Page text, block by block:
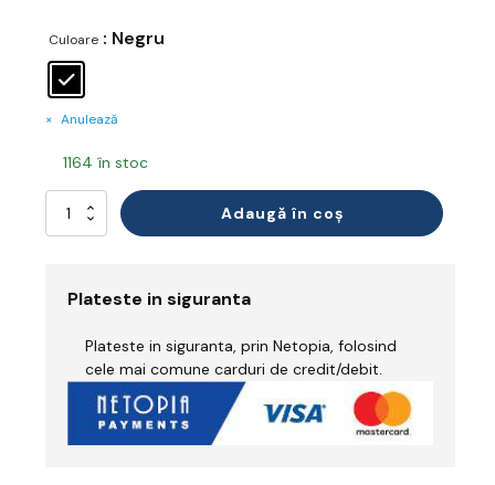
Culoare : Negru
Anulează
1164 în stoc
Cantitate
Genunchiere
Adaugă în coș
Plateste in siguranta
Plateste in siguranta, prin Netopia, folosind
cele mai comune carduri de credit/debit.